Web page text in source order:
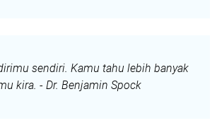
sendiri. Kamu tahu lebih banyak
kira. - Dr. Benjamin Spock